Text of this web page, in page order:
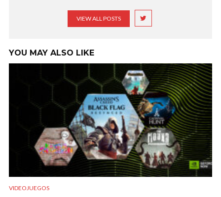
VIEW ALL POSTS
YOU MAY ALSO LIKE
VIDEOJUEGOS